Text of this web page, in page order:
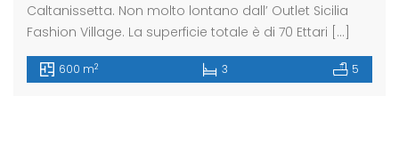
Caltanissetta. Non molto lontano dall’ Outlet Sicilia
Fashion Village. La superficie totale è di 70 Ettari […]
600 m2 3 5